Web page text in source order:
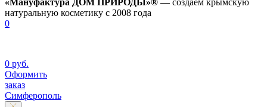
натуральную косметику с 2008 года
0
0 руб.
Оформить
заказ
Симферополь